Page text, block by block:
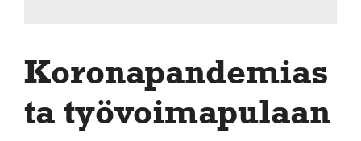
Koronapandemias
ta työvoimapulaan